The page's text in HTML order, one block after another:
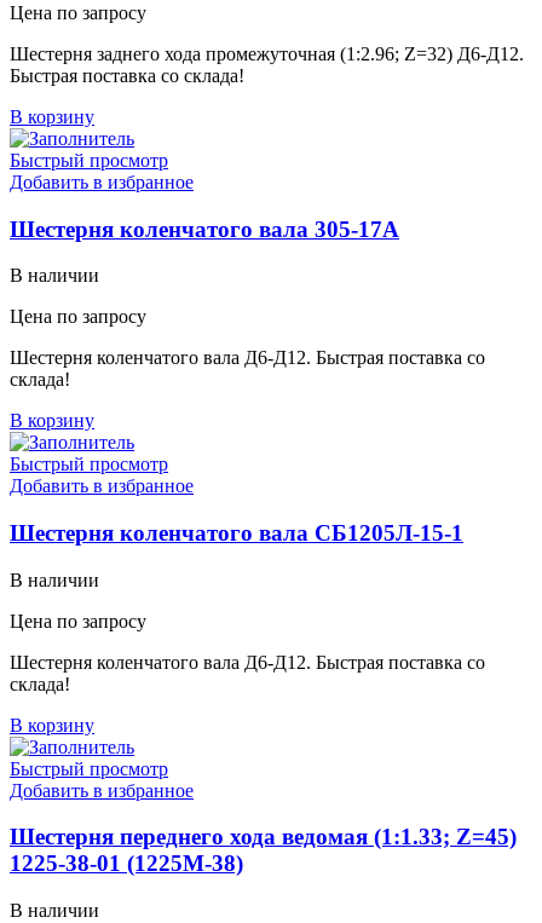
Цена по запросу
Шестерня заднего хода промежуточная (1:2.96; Z=32) Д6-Д12.
Быстрая поставка со склада!
В корзину
Быстрый просмотр
Добавить в избранное
Шестерня коленчатого вала 305-17А
В наличии
Цена по запросу
Шестерня коленчатого вала Д6-Д12. Быстрая поставка со
склада!
В корзину
Быстрый просмотр
Добавить в избранное
Шестерня коленчатого вала СБ1205Л-15-1
В наличии
Цена по запросу
Шестерня коленчатого вала Д6-Д12. Быстрая поставка со
склада!
В корзину
Быстрый просмотр
Добавить в избранное
Шестерня переднего хода ведомая (1:1.33; Z=45)
1225-38-01 (1225М-38)
В наличии